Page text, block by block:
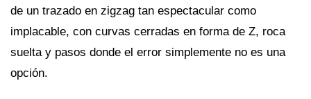
de un trazado en zigzag tan espectacular como
implacable, con curvas cerradas en forma de Z, roca
suelta y pasos donde el error simplemente no es una
opción.